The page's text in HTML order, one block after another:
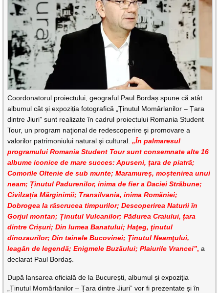
Coordonatorul proiectului, geograful Paul Bordaș spune că atât
albumul cât și expoziția fotografică „Ținutul Momârlanilor – Țara
dintre Jiuri” sunt realizate în cadrul proiectului Romania Student
Tour, un program naţional de redescoperire şi promovare a
valorilor patrimoniului natural şi cultural.„În palmaresul
programului Romania Student Tour sunt consemnate alte 16
albume iconice de mare succes: Apuseni, țara de piatră;
Comorile Oltenie de sub munte; Maramureș, moștenirea unui
neam; Ținutul Padurenilor, inima de fier a Daciei Străbune;
Civilzația Mărginimii; Transilvania, inima Romăniei;
Dobrogea la răscrucea timpurilor; Descoperirea Naturii în
Gorjul montan; Ținutul Vulcanilor; Pădurea Craiului, țara
dintre Crișuri; Din lumea Banatului; Haţeg, ţinutul
dinozaurilor; Din tainele Bucovinei; Ţinutul Neamţului,
leagăn de legendă; Enigmele Buzăului; Plaiurile Vrancei”, a
declarat Paul Bordaș.
După lansarea oficială de la București, albumul și expoziția
„Ținutul Momârlanilor – Țara dintre Jiuri” vor fi prezentate și în